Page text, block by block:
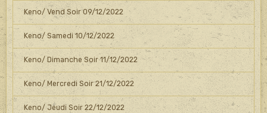
Keno/ Vend Soir 09/12/2022
Keno/ Samedi 10/12/2022
Keno/ Dimanche Soir 11/12/2022
Keno/ Mercredi Soir 21/12/2022
Keno/ Jeudi Soir 22/12/2022